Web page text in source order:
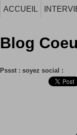
ACCUEIL
Blog
Pssst : soyez social :